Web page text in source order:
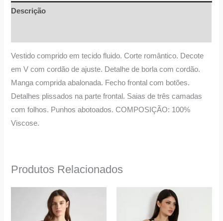
Descrição
Vestido comprido em tecido fluido. Corte romântico. Decote
em V com cordão de ajuste. Detalhe de borla com cordão.
Manga comprida abalonada. Fecho frontal com botões.
Detalhes plissados ​​na parte frontal. Saias de três camadas
com folhos. Punhos abotoados. COMPOSIÇÃO: 100%
Viscose.
Produtos Relacionados
preço
original
era:
O
preço
atual
é:
preço
original
era:
O
preço
atual
é:
product